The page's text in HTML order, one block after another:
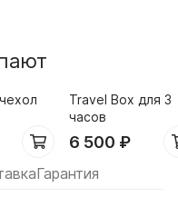
Travel Box для 3
часов
6 500 ₽
Гарантия